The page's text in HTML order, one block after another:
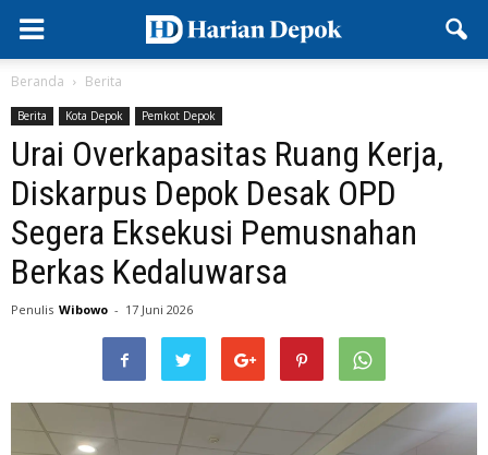
Beranda Berita
Berita Kota Depok Pemkot Depok
Urai Overkapasitas Ruang Kerja,
Diskarpus Depok Desak OPD
Segera Eksekusi Pemusnahan
Berkas Kedaluwarsa
Penulis Wibowo - 17 Juni 2026